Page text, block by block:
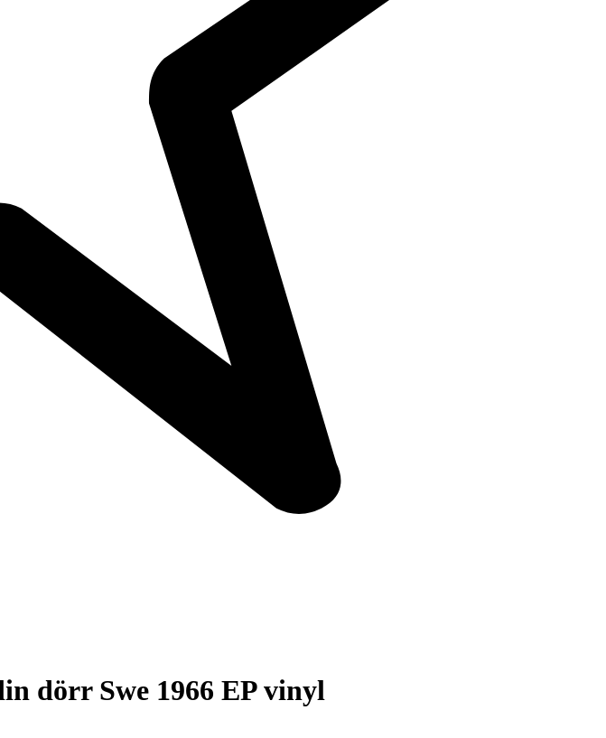
dörr Swe 1966 EP vinyl